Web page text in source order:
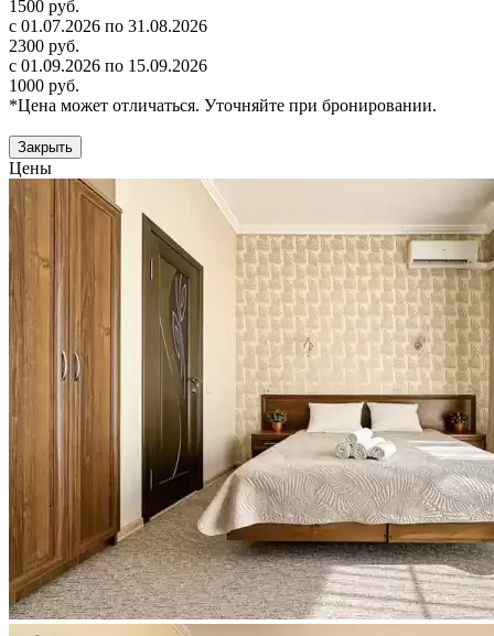
1500 руб.
с 01.07.2026 по 31.08.2026
2300 руб.
с 01.09.2026 по 15.09.2026
1000 руб.
*Цена может отличаться. Уточняйте при бронировании.
Закрыть
Цены